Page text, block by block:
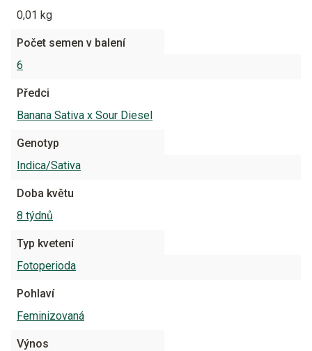
0,01 kg
Počet semen v balení
6
Předci
Banana Sativa x Sour Diesel
Genotyp
Indica/Sativa
Doba květu
8 týdnů
Typ kvetení
Fotoperioda
Pohlaví
Feminizovaná
Výnos